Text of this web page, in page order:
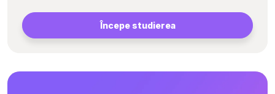
Începe studierea